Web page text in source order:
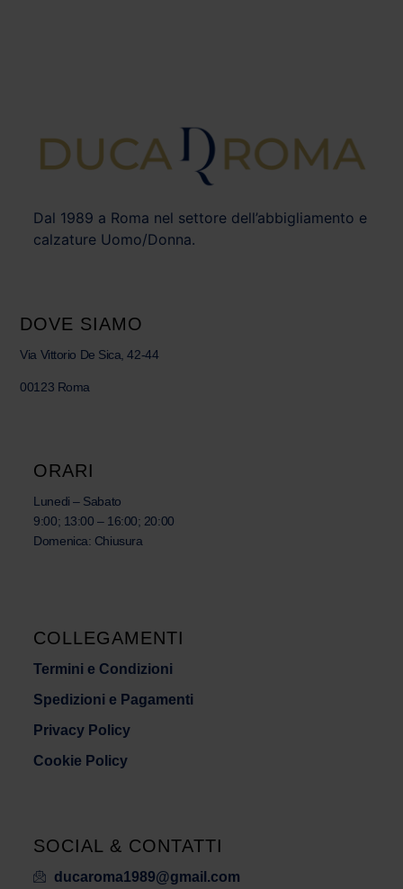
Dal 1989 a Roma nel settore dell’abbigliamento e
calzature Uomo/Donna.
DOVE SIAMO
Via Vittorio De Sica, 42-44
00123 Roma
ORARI
Lunedi – Sabato
9:00; 13:00 – 16:00; 20:00
Domenica: Chiusura
COLLEGAMENTI
Termini e Condizioni
Spedizioni e Pagamenti
Privacy Policy
Cookie Policy
SOCIAL & CONTATTI
ducaroma1989@gmail.com